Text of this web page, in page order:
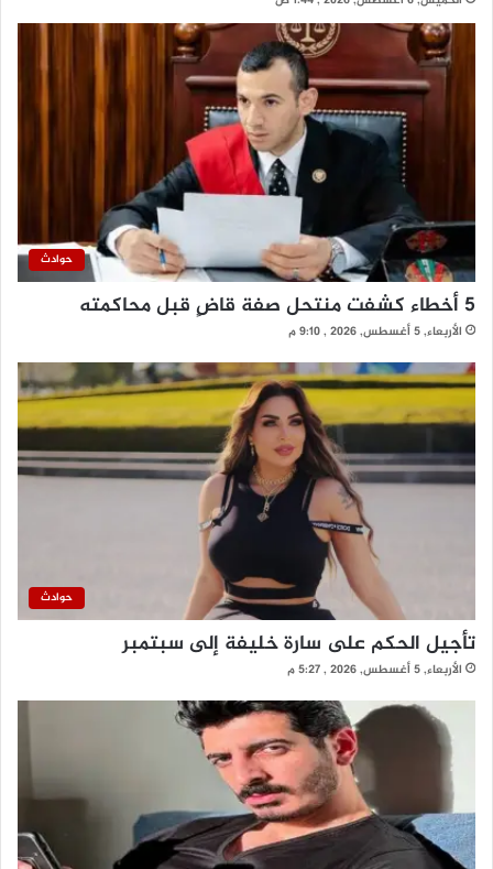
حوادث
5 أخطاء كشفت منتحل صفة قاضٍ قبل محاكمته
الأربعاء, 5 أغسطس, 2026 , 9:10 م
حوادث
تأجيل الحكم على سارة خليفة إلى سبتمبر
الأربعاء, 5 أغسطس, 2026 , 5:27 م